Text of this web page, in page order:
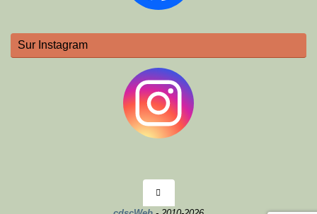
Sur Instagram